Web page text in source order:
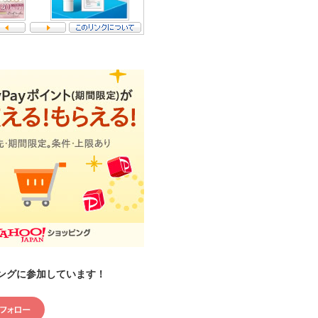
グに参加しています！